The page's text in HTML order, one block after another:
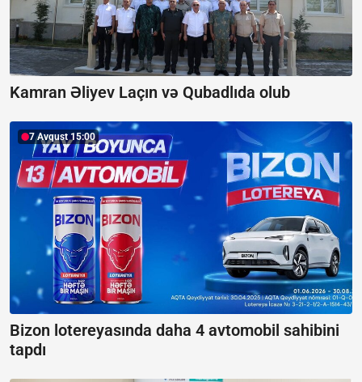
Kamran Əliyev Laçın və Qubadlıda olub
7 Avqust 15:00
Bizon lotereyasında daha 4 avtomobil sahibini
tapdı